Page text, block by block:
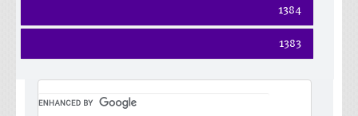
بهمن
اسفند
آذر
دی
بهمن
مهر
آبان
آذر
دی
بهمن
مرداد
شهريور
مهر
آبان
آذر
خرداد
تير
مرداد
شهريور
مهر
فروردين
ارديبهشت
خرداد
تير
مرداد
1384
فروردين
ارديبهشت
خرداد
1383
فروردين